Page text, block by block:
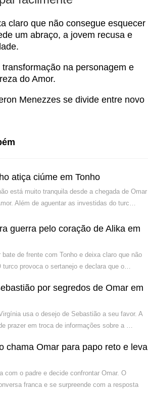
claro que não consegue esquecer
um abraço, a jovem recusa e
na personagem e
do Amor.
Menezzes se divide entre novo
atiça ciúme em Tonho
está muito tranquila desde a chegada de Omar
Além de aguentar as investidas do turc…
guerra pelo coração de Alika em
de frente com Tonho e deixa claro que não
provoca o sertanejo e declara que o…
por segredos de Omar em
usa o desejo de Sebastião a seu favor. A
prazer em troca de informações sobre a …
chama Omar para papo reto e leva
com o padre e decide confrontar Omar. O
franca e se surpreende com a resposta